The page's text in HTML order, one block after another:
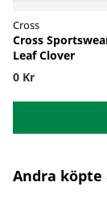
Cross
Cross
Leaf Clover
0 Kr
Andra köpte